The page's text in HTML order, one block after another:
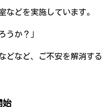
などを実施しています。
うか？」
どなど、ご不安を解消する
始